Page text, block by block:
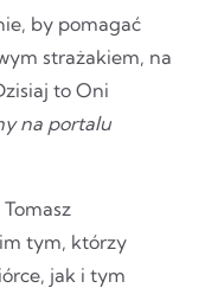
by pomagać
strażakiem, na
to Oni
na portalu
tym, którzy
jak i tym